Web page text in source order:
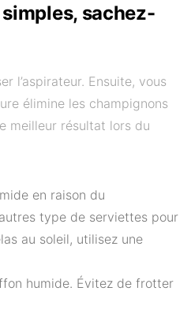
sachez-
l’aspirateur. Ensuite, vous
élimine les champignons
meilleur résultat lors du
en raison du
type de serviettes pour
au soleil, utilisez une
humide. Évitez de frotter